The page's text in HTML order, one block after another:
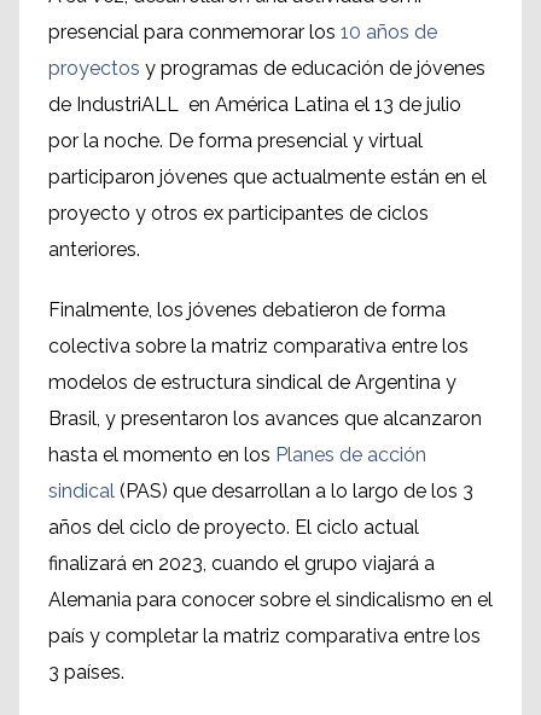
presencial para conmemorar los 10 años de
proyectos y programas de educación de jóvenes
de IndustriALL en América Latina el 13 de julio
por la noche. De forma presencial y virtual
participaron jóvenes que actualmente están en el
proyecto y otros ex participantes de ciclos
anteriores.
Finalmente, los jóvenes debatieron de forma
colectiva sobre la matriz comparativa entre los
modelos de estructura sindical de Argentina y
Brasil, y presentaron los avances que alcanzaron
hasta el momento en los Planes de acción
sindical (PAS) que desarrollan a lo largo de los 3
años del ciclo de proyecto. El ciclo actual
finalizará en 2023, cuando el grupo viajará a
Alemania para conocer sobre el sindicalismo en el
país y completar la matriz comparativa entre los
3 países.